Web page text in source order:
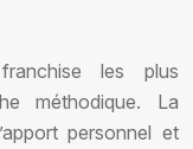
les plus
méthodique. La
personnel et